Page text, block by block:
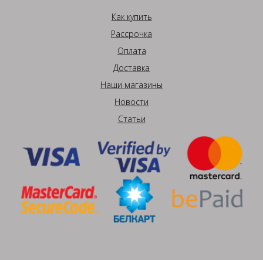
Как купить
Рассрочка
Оплата
Доставка
Наши магазины
Новости
Статьи